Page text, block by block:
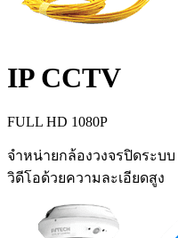
IP CCTV
FULL HD 1080P
จำหน่ายกล้องวงจรปิดระบ
วิดีโอด้วยความละเอียดสูง